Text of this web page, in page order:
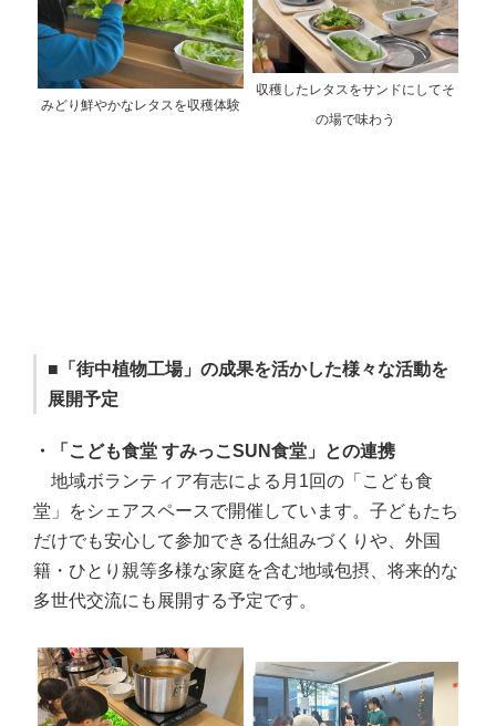
みどり鮮やかなレタスを収穫体験
収穫したレタスをサンドにしてそ
の場で味わう
■「街中植物工場」の成果を活かした様々な活動を
展開予定
・「こども食堂 すみっこSUN食堂」との連携
地域ボランティア有志による月1回の「こども食
堂」をシェアスペースで開催しています。子どもたち
だけでも安心して参加できる仕組みづくりや、外国
籍・ひとり親等多様な家庭を含む地域包摂、将来的な
多世代交流にも展開する予定です。